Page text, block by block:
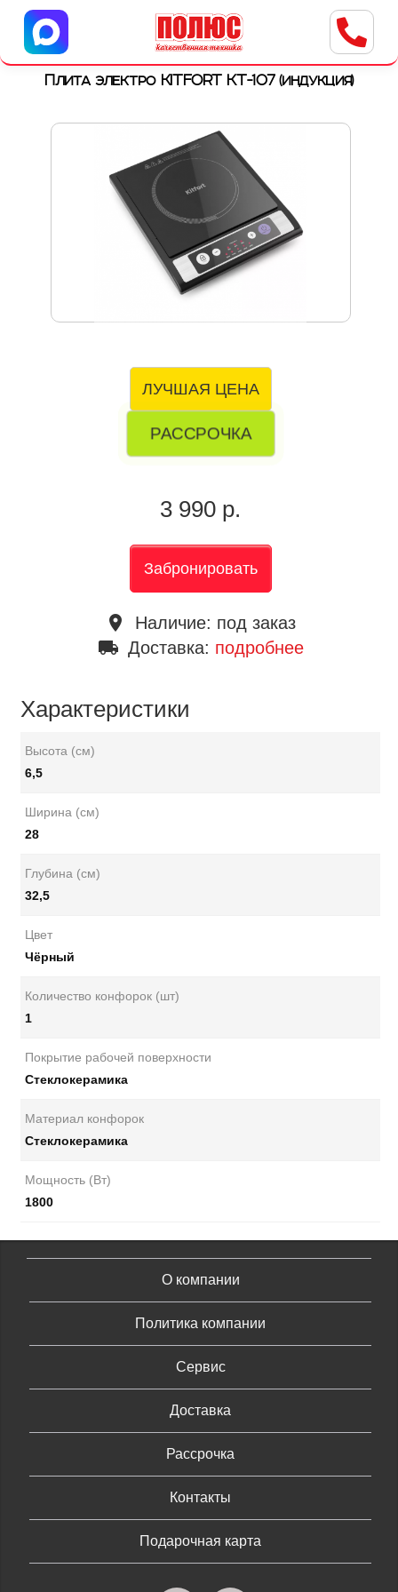
Центр бытовой техники
г. Ульяновск, ул. Пушкарева, 8a
Плита электро KITFORT KT-107 (индукция)
ЛУЧШАЯ ЦЕНА
РАССРОЧКА
3 990 р.
Забронировать
place Наличие: под заказ
local_shipping Доставка: подробнее
Характеристики
Высота (см)
6,5
Ширина (см)
28
Глубина (см)
32,5
Цвет
Чёрный
Количество конфорок (шт)
1
Покрытие рабочей поверхности
Стеклокерамика
Материал конфорок
Стеклокерамика
Мощность (Вт)
1800
О компании
Политика компании
Сервис
Доставка
Рассрочка
Контакты
Подарочная карта